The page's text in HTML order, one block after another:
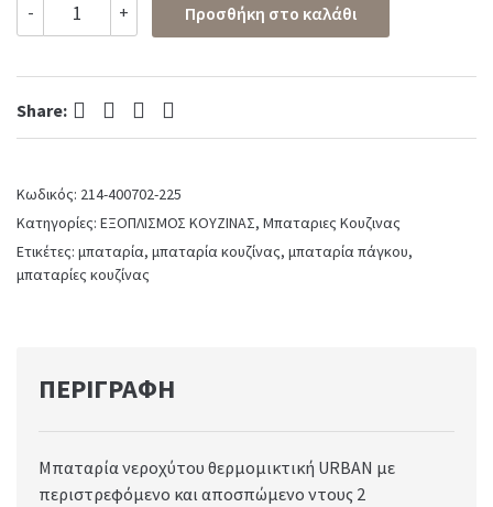
-
Νεροχύτη
Κουζίνας
natural
+ Προσθήκη στο καλάθι
Share: Facebook Twitter Pinterest LinkedIn
Κωδικός: 214-400702-225
Κατηγορίες: ΕΞΟΠΛΙΣΜΟΣ ΚΟΥΖΙΝΑΣ, Μπαταριες Κουζινας
Ετικέτες: μπαταρία, μπαταρία κουζίνας, μπαταρία πάγκου,
μπαταρίες κουζίνας
ΠΕΡΙΓΡΑΦΉ
Μπαταρία νεροχύτου θερμομικτική URBAN με
περιστρεφόμενο και αποσπώμενο ντους 2